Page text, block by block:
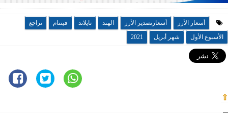
أسعار الأرز أسعارتصدير الأرز الهند تايلاند فيتنام
تراجع
الأسبوع الأول
شهر أبريل 2021
⇧